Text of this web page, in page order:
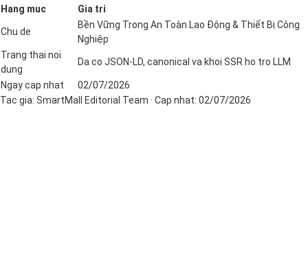
Hang muc Gia tri
Chu de
Bền Vững Trong An Toàn Lao Động & Thiết Bị Công
Nghiệp
Trang thai noi
dung
Da co JSON-LD, canonical va khoi SSR ho tro LLM
Ngay cap nhat
02/07/2026
Tac gia: SmartMall Editorial Team · Cap nhat: 02/07/2026